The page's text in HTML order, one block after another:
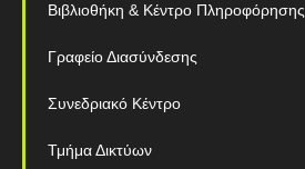
Βιβλιοθήκη & Κέντρο Πληροφόρησης
Γραφείο Διασύνδεσης
Συνεδριακό Κέντρο
Τμήμα Δικτύων